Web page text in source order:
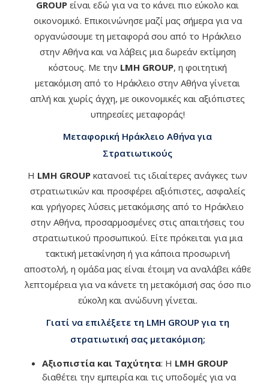
GROUP είναι εδώ για να το κάνει πιο εύκολο και
οικονομικό. Επικοινώνησε μαζί μας σήμερα για να
οργανώσουμε τη μεταφορά σου από το Ηράκλειο
στην Αθήνα και να λάβεις μια δωρεάν εκτίμηση
κόστους. Με την LMH GROUP, η φοιτητική
μετακόμιση από το Ηράκλειο στην Αθήνα γίνεται
απλή και χωρίς άγχη, με οικονομικές και αξιόπιστες
υπηρεσίες μεταφοράς!
Μεταφορική Ηράκλειο Αθήνα για
Στρατιωτικούς
Η LMH GROUP κατανοεί τις ιδιαίτερες ανάγκες των
στρατιωτικών και προσφέρει αξιόπιστες, ασφαλείς
και γρήγορες λύσεις μετακόμισης από το Ηράκλειο
στην Αθήνα, προσαρμοσμένες στις απαιτήσεις του
στρατιωτικού προσωπικού. Είτε πρόκειται για μια
τακτική μετακίνηση ή για κάποια προσωρινή
αποστολή, η ομάδα μας είναι έτοιμη να αναλάβει κάθε
λεπτομέρεια για να κάνετε τη μετακόμισή σας όσο πιο
εύκολη και ανώδυνη γίνεται.
Γιατί να επιλέξετε τη LMH GROUP για τη
στρατιωτική σας μετακόμιση;
Αξιοπιστία και Ταχύτητα: Η LMH GROUP
διαθέτει την εμπειρία και τις υποδομές για να